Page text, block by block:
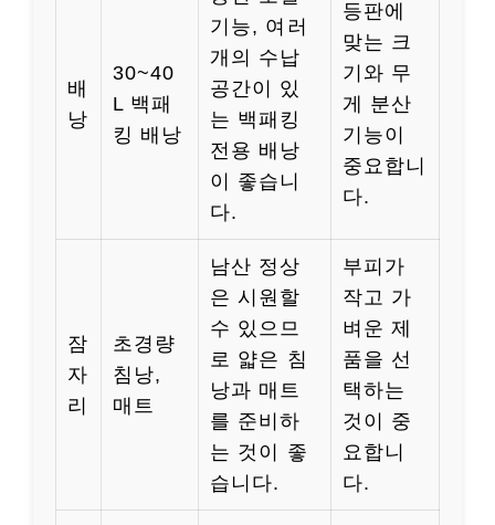
배
낭
30~40
L 백패
킹 배낭
기능, 여러
개의 수납
공간이 있
는 백패킹
전용 배낭
이 좋습니
다.
등판에
맞는 크
기와 무
게 분산
기능이
중요합니
다.
잠
자
리
초경량
침낭,
매트
남산 정상
은 시원할
수 있으므
로 얇은 침
낭과 매트
를 준비하
는 것이 좋
습니다.
부피가
작고 가
벼운 제
품을 선
택하는
것이 중
요합니
다.